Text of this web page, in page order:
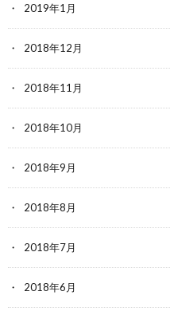
2019年1月
2018年12月
2018年11月
2018年10月
2018年9月
2018年8月
2018年7月
2018年6月